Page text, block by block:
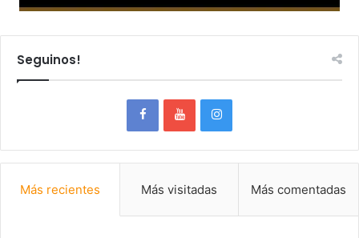
Seguinos!
Más recientes Más visitadas Más comentadas